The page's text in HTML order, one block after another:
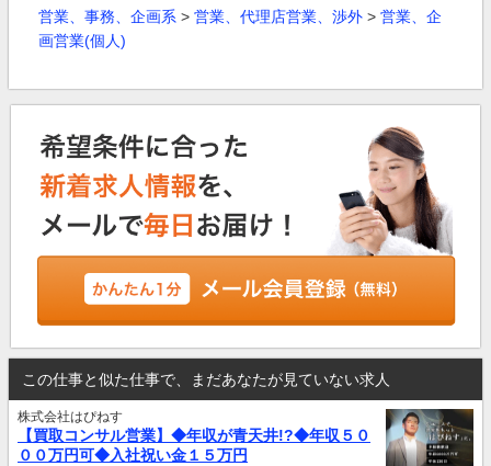
営業、事務、企画系 > 営業、代理店営業、渉外 > 営業、企
画営業(個人)
この仕事と似た仕事で、まだあなたが見ていない求人
株式会社はぴねす
【買取コンサル営業】◆年収が青天井!?◆年収５０
００万円可◆入社祝い金１５万円